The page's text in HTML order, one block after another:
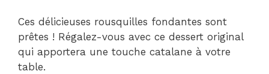
Ces délicieuses rousquilles fondantes sont
prêtes ! Régalez-vous avec ce dessert original
qui apportera une touche catalane à votre
table.